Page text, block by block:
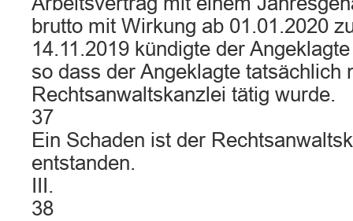
brutto mit Wirkung ab 01.01.2020
14.11.2019 kündigte der
so dass der Angeklagte tatsächlich
Rechtsanwaltskanzlei tätig wurde.
37
Ein Schaden ist der
entstanden.
III.
38